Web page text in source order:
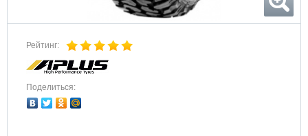
Рейтинг:
Поделиться: